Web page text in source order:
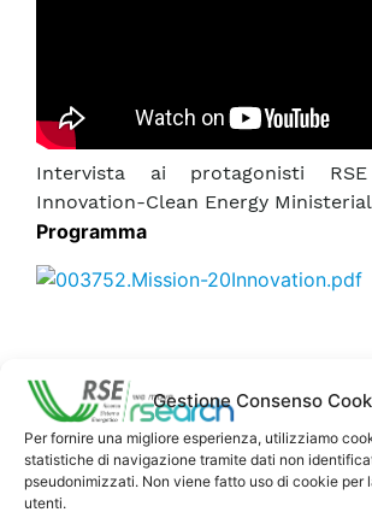
Gestione Consenso
Per fornire una migliore esperienza, utilizziamo
statistiche di navigazione tramite dati non
pseudonimizzati. Non viene fatto uso di cookie per
utenti.
Intervista ai protagonisti
Innovation-Clean Energy Ministerial
Programma